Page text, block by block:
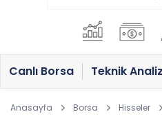
Canlı Borsa Teknik Analiz
Anasayfa Borsa Hisseler